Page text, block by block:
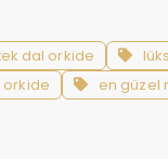
dal orkide
orkide en güzel